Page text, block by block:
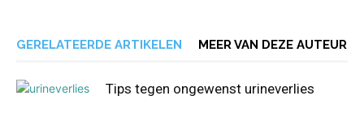
GERELATEERDE ARTIKELEN MEER VAN DEZE AUTEUR
Tips tegen ongewenst urineverlies